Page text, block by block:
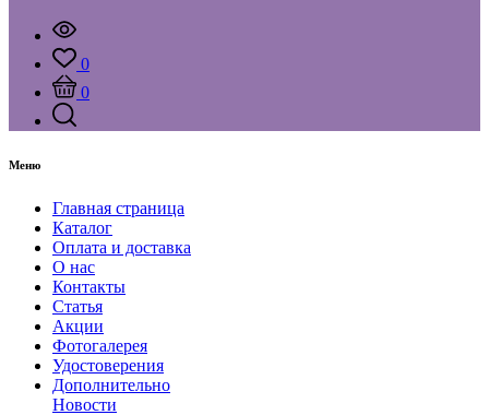
0
0
Меню
Главная страница
Каталог
Оплата и доставка
О нас
Контакты
Статья
Акции
Фотогалерея
Удостоверения
Дополнительно
Новости